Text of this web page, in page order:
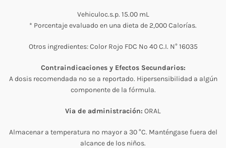
Vehiculoc.s.p. 15.00 mL
* Porcentaje evaluado en una dieta de 2,000 Calorías.
Otros ingredientes: Color Rojo FDC Nº 40 C.I. N° 16035
Contraindicaciones y Efectos Secundarios:
A dosis recomendada no se a reportado. Hipersensibilidad a algún
componente de la fórmula.
Via de administración: ORAL
Almacenar a temperatura no mayor a 30 °C. Manténgase fuera del
alcance de los niños.